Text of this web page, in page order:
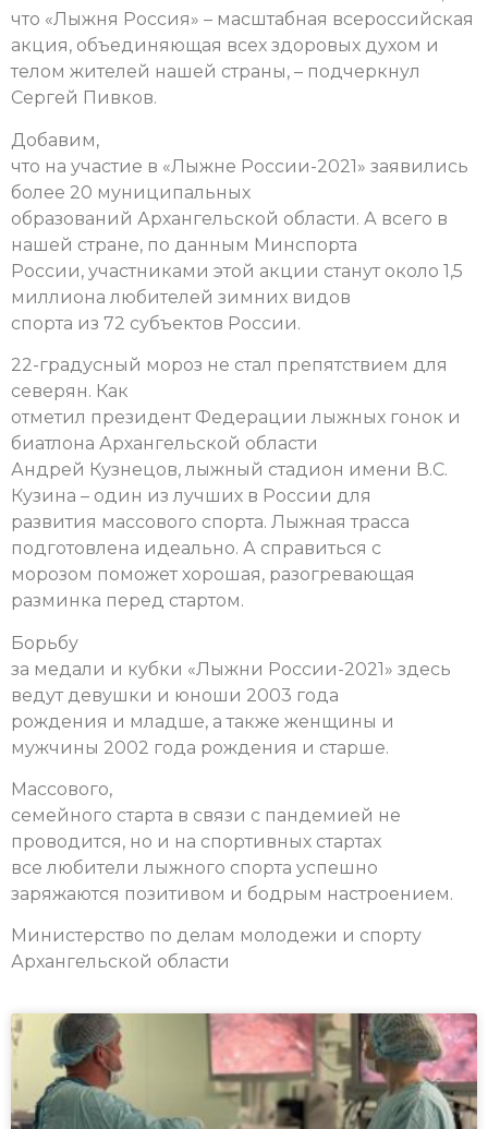
что «Лыжня Россия» – масштабная всероссийская
акция, объединяющая всех здоровых духом и
телом жителей нашей страны, – подчеркнул
Сергей Пивков.
Добавим,
что на участие в «Лыжне России-2021» заявились
более 20 муниципальных
образований Архангельской области. А всего в
нашей стране, по данным Минспорта
России, участниками этой акции станут около 1,5
миллиона любителей зимних видов
спорта из 72 субъектов России.
22-градусный мороз не стал препятствием для
северян. Как
отметил президент Федерации лыжных гонок и
биатлона Архангельской области
Андрей Кузнецов, лыжный стадион имени В.С.
Кузина – один из лучших в России для
развития массового спорта. Лыжная трасса
подготовлена идеально. А справиться с
морозом поможет хорошая, разогревающая
разминка перед стартом.
Борьбу
за медали и кубки «Лыжни России-2021» здесь
ведут девушки и юноши 2003 года
рождения и младше, а также женщины и
мужчины 2002 года рождения и старше.
Массового,
семейного старта в связи с пандемией не
проводится, но и на спортивных стартах
все любители лыжного спорта успешно
заряжаются позитивом и бодрым настроением.
Министерство по делам молодежи и спорту
Архангельской области